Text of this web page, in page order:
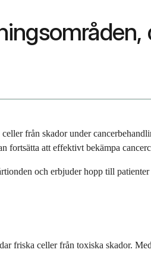
från skador under
fortsätta att effektivt bekämpa
och erbjuder hopp till
friska celler från toxiska skador.